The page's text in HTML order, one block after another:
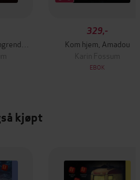
329,-
Kom hjem, Amadou
Karin Fossum
EBOK
kjøpt